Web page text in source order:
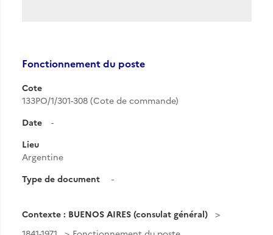
Fonctionnement du poste
Cote
133PO/1/301-308 (Cote de commande)
Date
-
Lieu
Argentine
Type de document
-
Contexte : BUENOS AIRES (consulat général)